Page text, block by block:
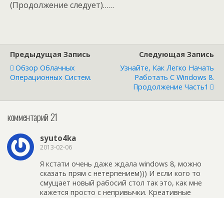
(Продолжение следует)……
Предыдущая Запись
Обзор Облачных
Операционных Систем.
Следующая Запись
Узнайте, Как Легко Начать
Работать С Windows 8.
Продолжение Часть1
комментарий 21
syuto4ka
2013-02-06
Я кстати очень даже ждала windows 8, можно
сказать прям с нетерпением))) И если кого то
смущает новый рабосий стол так это, как мне
кажется просто с непривычки. Креативные